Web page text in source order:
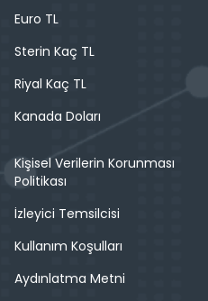
Euro TL
Sterin Kaç TL
Riyal Kaç TL
Kanada Doları
Kişisel Verilerin Korunması
Politikası
İzleyici Temsilcisi
Kullanım Koşulları
Aydınlatma Metni